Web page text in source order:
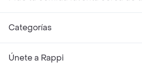
Categorías
Únete a Rappi